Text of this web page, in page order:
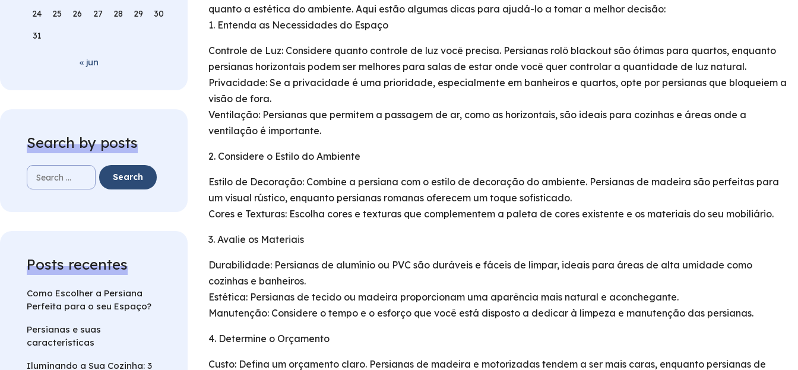
quanto a estética do ambiente. Aqui estão algumas dicas para ajudá-lo a tomar a melhor decisão:
1. Entenda as Necessidades do Espaço
Controle de Luz: Considere quanto controle de luz você precisa. Persianas rolô blackout são ótimas para quartos, enquanto
persianas horizontais podem ser melhores para salas de estar onde você quer controlar a quantidade de luz natural.
Privacidade: Se a privacidade é uma prioridade, especialmente em banheiros e quartos, opte por persianas que bloqueiem a
visão de fora.
Ventilação: Persianas que permitem a passagem de ar, como as horizontais, são ideais para cozinhas e áreas onde a
ventilação é importante.
2. Considere o Estilo do Ambiente
Estilo de Decoração: Combine a persiana com o estilo de decoração do ambiente. Persianas de madeira são perfeitas para
um visual rústico, enquanto persianas romanas oferecem um toque sofisticado.
Cores e Texturas: Escolha cores e texturas que complementem a paleta de cores existente e os materiais do seu mobiliário.
3. Avalie os Materiais
Durabilidade: Persianas de alumínio ou PVC são duráveis e fáceis de limpar, ideais para áreas de alta umidade como
cozinhas e banheiros.
Estética: Persianas de tecido ou madeira proporcionam uma aparência mais natural e aconchegante.
Manutenção: Considere o tempo e o esforço que você está disposto a dedicar à limpeza e manutenção das persianas.
4. Determine o Orçamento
Custo: Defina um orçamento claro. Persianas de madeira e motorizadas tendem a ser mais caras, enquanto persianas de
24 25 26 27 28 29 30
31
« jun
Search by posts
Posts recentes
Como Escolher a Persiana
Perfeita para o seu Espaço?
Persianas e suas
características
Iluminando a Sua Cozinha: 3